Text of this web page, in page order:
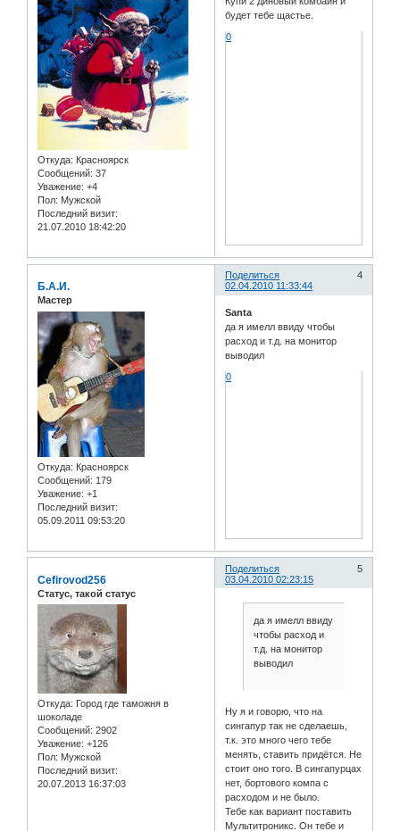
Откуда: Красноярск
Сообщений: 37
Уважение: +4
Пол: Мужской
Последний визит:
21.07.2010 18:42:20
будет тебе щастье.
0
Поделиться
4
02.04.2010 11:33:44
Б.А.И.
Мастер
Откуда: Красноярск
Сообщений: 179
Уважение: +1
Последний визит:
05.09.2011 09:53:20
Santa
да я имелл ввиду чтобы
расход и т.д. на монитор
выводил
0
Поделиться
5
03.04.2010 02:23:15
Cefirovod256
Статус, такой статус
Откуда: Город где таможня в
шоколаде
Сообщений: 2902
Уважение: +126
Пол: Мужской
Последний визит:
20.07.2013 16:37:03
да я имелл ввиду
чтобы расход и
т.д. на монитор
выводил
Ну я и говорю, что на
сингапур так не сделаешь,
т.к. это много чего тебе
менять, ставить придётся. Не
стоит оно того. В сингапурцах
нет, бортового компа с
расходом и не было.
Тебе как вариант поставить
Мультитроникс. Он тебе и